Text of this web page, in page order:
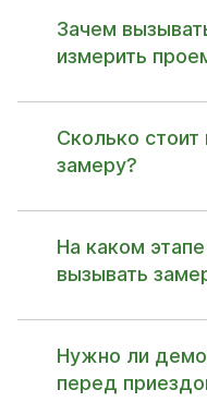
Зачем
измерить
Сколько стоит
замеру?
На каком
вызывать
Нужно ли
перед